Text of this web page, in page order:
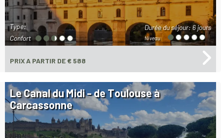
Durée du séjour: 6 jours
Niveau:
Type:
Confort
PRIXA PARTIR DE € 588
Le Canal du Midi - de Toulouse à
Carcassonne